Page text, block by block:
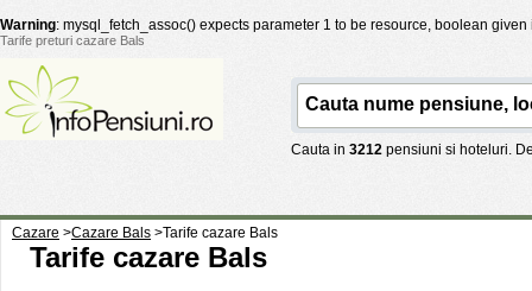
Warning: mysql_fetch_assoc() expects parameter 1 to be resource, boolean
Tarife preturi cazare Bals
Cauta in 3212 pensiuni si hoteluri.
Cazare >Cazare Bals >Tarife cazare Bals
Tarife cazare Bals